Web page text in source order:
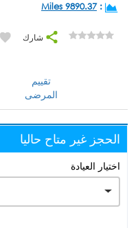
:
9890.37 Miles
شارك
تقييم
المرضى
الحجز غير متاح حاليا
اختيار العيادة